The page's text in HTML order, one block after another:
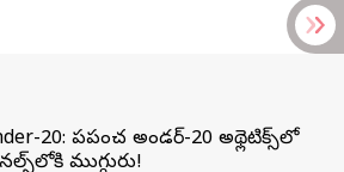
20: ప్రపంచ అండర్-20 అథ్లెటిక్స్‌లో
ముగ్గురు!